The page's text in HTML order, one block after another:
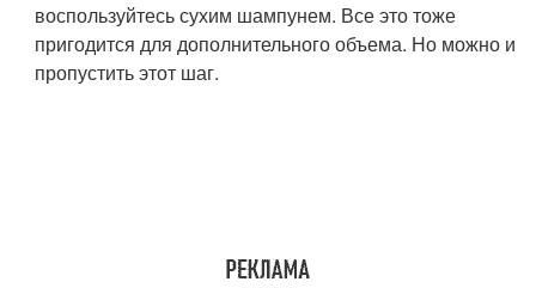
воспользуйтесь сухим шампунем. Все это тоже
пригодится для дополнительного объема. Но можно и
пропустить этот шаг.